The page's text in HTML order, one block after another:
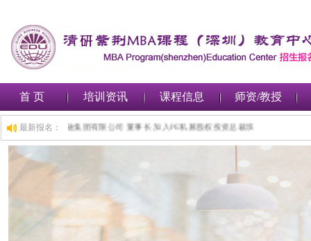
首 页 培训资讯 课程信息 师资/教授
最新报名：
,1小时前,深圳***金融集团有限公司 董事长 加入PE私募股权投资总裁班